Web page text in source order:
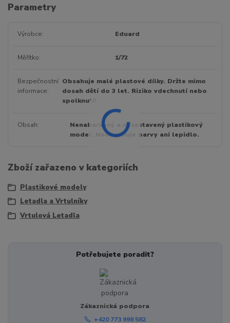
Parametry
Výrobce Eduard
Měřítko 1/72
Bezpečnostní
informace
Obsahuje malé plastové dílky. Držte mimo
dosah dětí do 3 let. Riziko vdechnutí nebo
spolknutí!
Obsah
Nenabarvený a nesestavený plastikový
model. Neobsahuje barvy ani lepidlo.
Zboží zařazeno v kategoriích
Plastikové modely
Letadla a Vrtulníky
Vrtulová Letadla
Potřebujete poradit?
Zákaznická podpora
+420 773 998 582